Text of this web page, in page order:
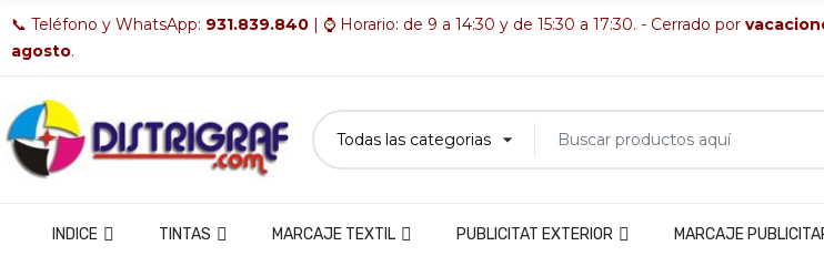
📞 Teléfono y WhatsApp: 931.839.840 | ⌚ Horario: de 9 a 14:30 y de 15:30 a 17:30. - Cerrado por
agosto.
INDICE TINTAS MARCAJE TEXTIL PUBLICITAT EXTERIOR MARCAJE